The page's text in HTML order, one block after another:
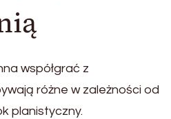
współgrać z
różne w zależności od
planistyczny.